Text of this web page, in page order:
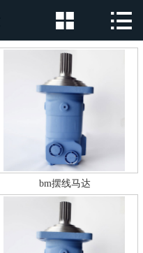
网站首页
公司简介
产品展示
厂房厂景
荣誉资质
行业新闻
 
bm摆线马达